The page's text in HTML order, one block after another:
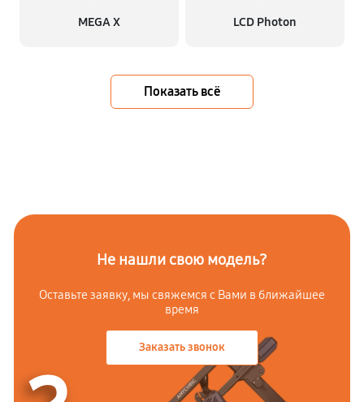
MEGA X LCD Photon
Показать всё
Не нашли свою модель?
Оставьте заявку, мы свяжемся с Вами в ближайшее
время
Заказать звонок